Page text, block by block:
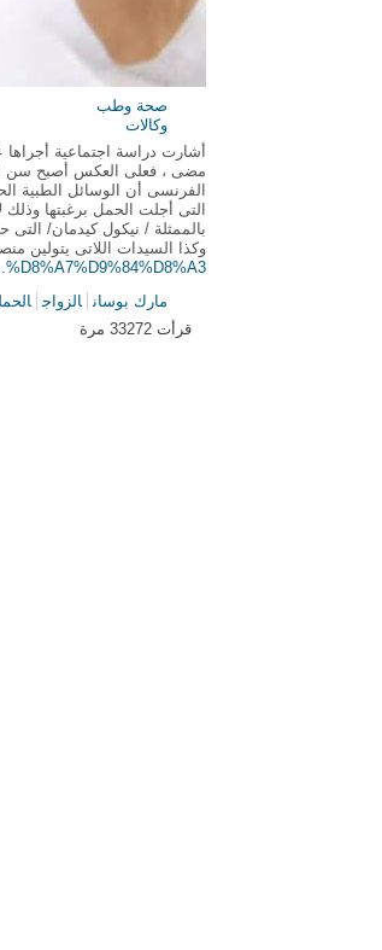
صحة وطب
وكالات
مضى ، فعلى العكس أصبح سن
الفرنسى أن الوسائل الطبية
التى أجلت الحمل برغبتها
بالممثلة / نيكول كيدمان/
وكذا السيدات اللاتى يتولين
%D8%A7%D9%84%D8%A3...
مارك بوسان الزواج
قرأت 33272 مرة